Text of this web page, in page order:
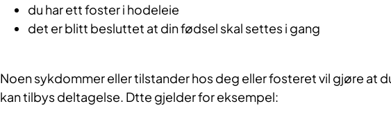
du har ett foster i hodeleie
det er blitt besluttet at din fødsel skal settes i gang
Noen sykdommer eller tilstander hos deg eller fosteret vil gjøre at
kan tilbys deltagelse. Dtte gjelder for eksempel: